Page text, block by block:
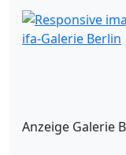
ifa-Galerie Berlin
Anzeige Galerie